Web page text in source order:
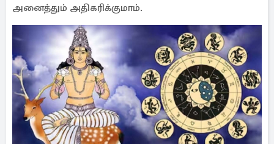
அனைத்தும் அதிகரிக்குமாம்.